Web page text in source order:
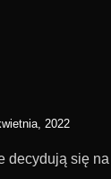
2022
decydują się